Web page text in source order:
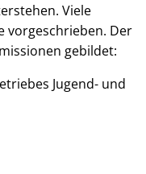
Viele
vorgeschrieben. Der
gebildet:
Jugend- und